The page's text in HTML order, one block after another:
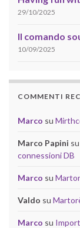
29/10/2025
Il comando
10/09/2025
COMMENTI
Marco su
Marco Papini su
connessioni DB
Marco su
Valdo su
Marco su